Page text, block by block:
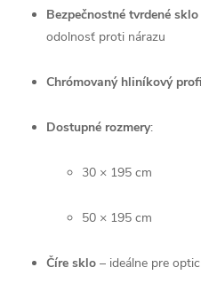
Bezpečnostné tvrdené sklo
odolnosť proti nárazu
Chrómovaný hliníkový
Dostupné rozmery:
30 × 195 cm
50 × 195 cm
Číre sklo – ideálne pre